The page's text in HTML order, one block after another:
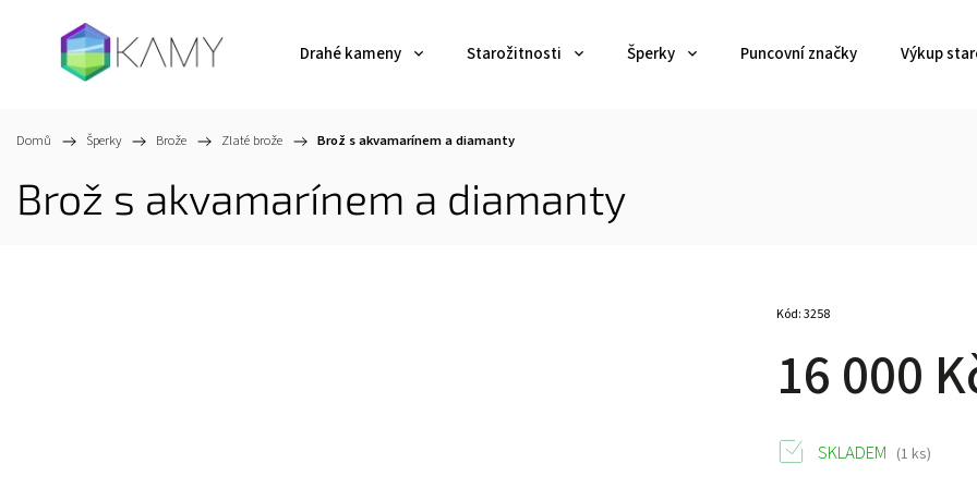
Drahé kameny Starožitnosti Šperky Puncovní značky Výkup
Domů / Šperky / Brože / Zlaté brože / Brož s akvamarínem a diamanty
Brož s akvamarínem a diamanty
16 000
Kód:3258
SKLADEM (1 ks)